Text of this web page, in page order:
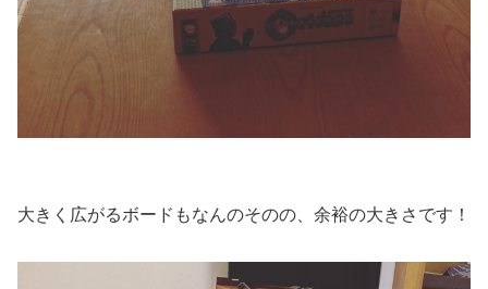
大きく広がるボードもなんのそのの、余裕の大きさです！